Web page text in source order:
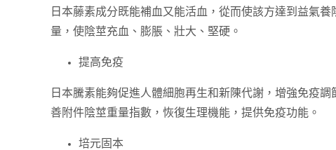
日本藤素成分既能補血又能活血，從而使該方達到益氣
量，使陰莖充血、膨脹、壯大、堅硬。
提高免疫
日本騰素能夠促進人體細胞再生和新陳代謝，增強免疫
善附件陰莖重量指數，恢復生理機能，提供免疫功能。
培元固本